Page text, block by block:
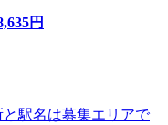
円
駅名は募集エリアで